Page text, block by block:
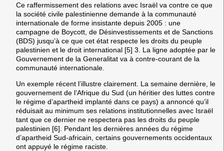
Ce raffermissement des relations avec Israël va contre ce que
la société civile palestinienne demande à la communauté
internationale de forme insistante depuis 2005 : une
campagne de Boycott, de Désinvestissements et de Sanctions
(BDS) jusqu’à ce que cet état respecte les droits du peuple
palestinien et le droit international [5] 3. La ligne adoptée par le
Gouvernement de la Generalitat va à contre-courant de la
communauté internationale.
Un exemple récent l’illustre clairement. La semaine dernière, le
gouvernement de l’Afrique du Sud (un héritier des luttes contre
le régime d’apartheid implanté dans ce pays) a annoncé qu’il
réduisait au minimum ses relations institutionnelles avec Israël
tant que ce dernier ne respectera pas les droits du peuple
palestinien [6]. Pendant les dernières années du régime
d’apartheid Sud-africain, certains gouvernements occidentaux
ont appuyé le régime raciste.